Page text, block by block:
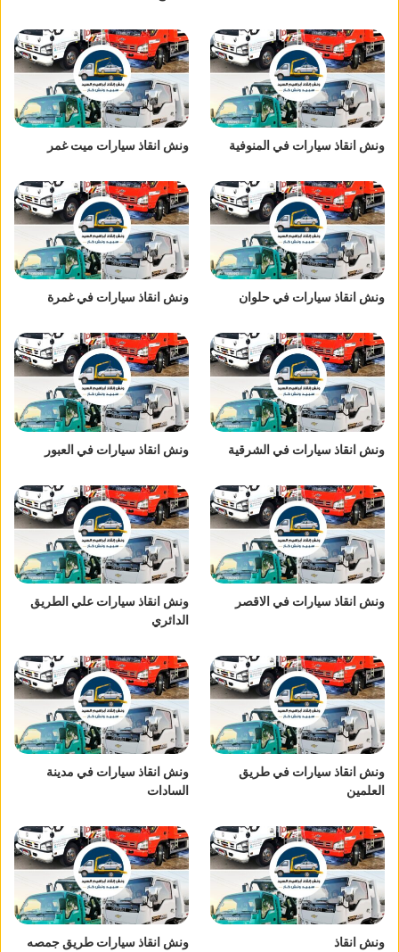
ونش انقاذ سيارات في المنوفية ونش انقاذ سيارات ميت غمر
ونش انقاذ سيارات في حلوان ونش انقاذ سيارات في غمرة
ونش انقاذ سيارات في الشرقية ونش انقاذ سيارات في العبور
ونش انقاذ سيارات في الاقصر
ونش انقاذ سيارات علي الطريق
الدائري
ونش انقاذ سيارات في طريق
العلمين
ونش انقاذ سيارات في مدينة
السادات
ونش انقاذ
ونش انقاذ سيارات طريق جمصه